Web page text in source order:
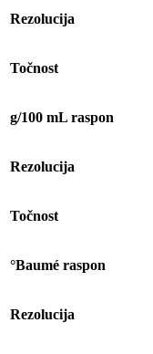
Rezolucija
Točnost
g/100 mL raspon
Rezolucija
Točnost
°Baumé raspon
Rezolucija